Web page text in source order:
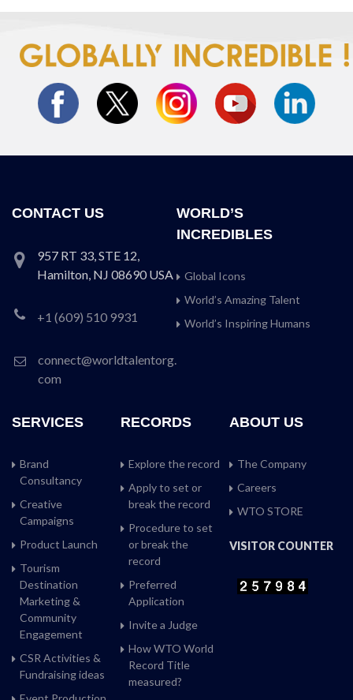
CONTACT US
957 RT 33, STE 12,
Hamilton, NJ 08690 USA
+1 (609) 510 9931
connect@worldtalentorg.
com
WORLD’S
INCREDIBLES
Global Icons
World’s Amazing Talent
World’s Inspiring Humans
SERVICES
Brand
Consultancy
Creative
Campaigns
Product Launch
Tourism
Destination
Marketing &
Community
Engagement
CSR Activities &
Fundraising ideas
RECORDS
Explore the record
Apply to set or
break the record
Procedure to set
or break the
record
Preferred
Application
Invite a Judge
How WTO World
Record Title
measured?
ABOUT US
The Company
Careers
WTO STORE
VISITOR COUNTER